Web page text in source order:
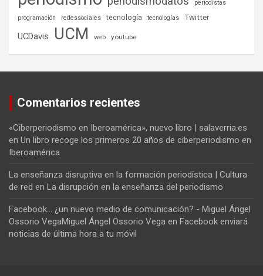
periodistas
programación
redessociales tecnología tecnologías Twitter
UCDavis UCM web youtube
Comentarios recientes
«Ciberperiodismo en Iberoamérica», nuevo libro | salaverria.es
en Un libro recoge los primeros 20 años de ciberperiodismo en
Iberoamérica
La enseñanza disruptiva en la formación periodística | Cultura
de red en La disrupción en la enseñanza del periodismo
Facebook... ¿un nuevo medio de comunicación? - Miguel Ángel
Ossorio VegaMiguel Ángel Ossorio Vega en Facebook enviará
noticias de última hora a tu móvil